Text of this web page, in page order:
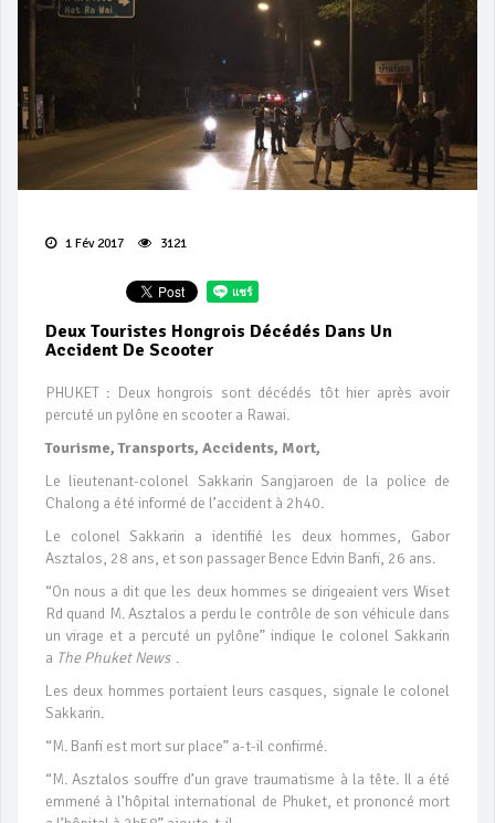
1 Fév 2017 3121
Deux Touristes Hongrois Décédés Dans Un
Accident De Scooter
PHUKET : Deux hongrois sont décédés tôt hier après avoir
percuté un pylône en scooter a Rawai.
Tourisme, Transports, Accidents, Mort,
Le lieutenant-colonel Sakkarin Sangjaroen de la police de
Chalong a été informé de l’accident à 2h40.
Le colonel Sakkarin a identifié les deux hommes, Gabor
Asztalos, 28 ans, et son passager Bence Edvin Banfi, 26 ans.
“On nous a dit que les deux hommes se dirigeaient vers Wiset
Rd quand M. Asztalos a perdu le contrôle de son véhicule dans
un virage et a percuté un pylône” indique le colonel Sakkarin
a The Phuket News .
Les deux hommes portaient leurs casques, signale le colonel
Sakkarin.
“M. Banfi est mort sur place” a-t-il confirmé.
“M. Asztalos souffre d’un grave traumatisme à la tête. Il a été
emmené à l’hôpital international de Phuket, et prononcé mort